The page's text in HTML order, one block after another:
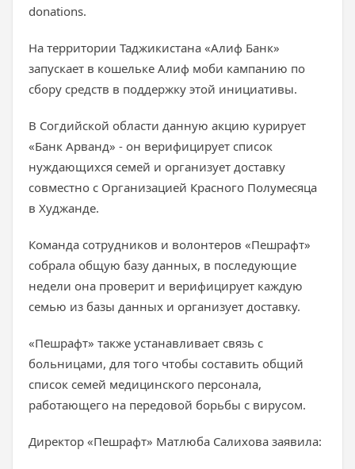
donations.
На территории Таджикистана «Алиф Банк»
запускает в кошельке Алиф моби кампанию по
сбору средств в поддержку этой инициативы.
В Согдийской области данную акцию курирует
«Банк Арванд» - он верифицирует список
нуждающихся семей и организует доставку
совместно с Организацией Красного Полумесяца
в Худжанде.
Команда сотрудников и волонтеров «Пешрафт»
собрала общую базу данных, в последующие
недели она проверит и верифицирует каждую
семью из базы данных и организует доставку.
«Пешрафт» также устанавливает связь с
больницами, для того чтобы составить общий
список семей медицинского персонала,
работающего на передовой борьбы с вирусом.
Директор «Пешрафт» Матлюба Салихова заявила: